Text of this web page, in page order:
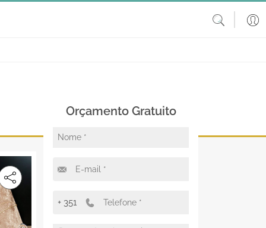
Orçamento Gratuito
+ 351